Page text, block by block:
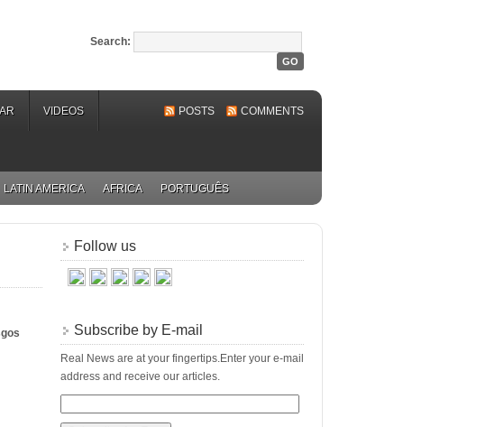
Search:
VIDEOS POSTS COMMENTS
LATIN AMERICA AFRICA PORTUGUÊS
Follow us
Subscribe by E-mail
Real News are at your fingertips.Enter your e-mail
address and receive our articles.